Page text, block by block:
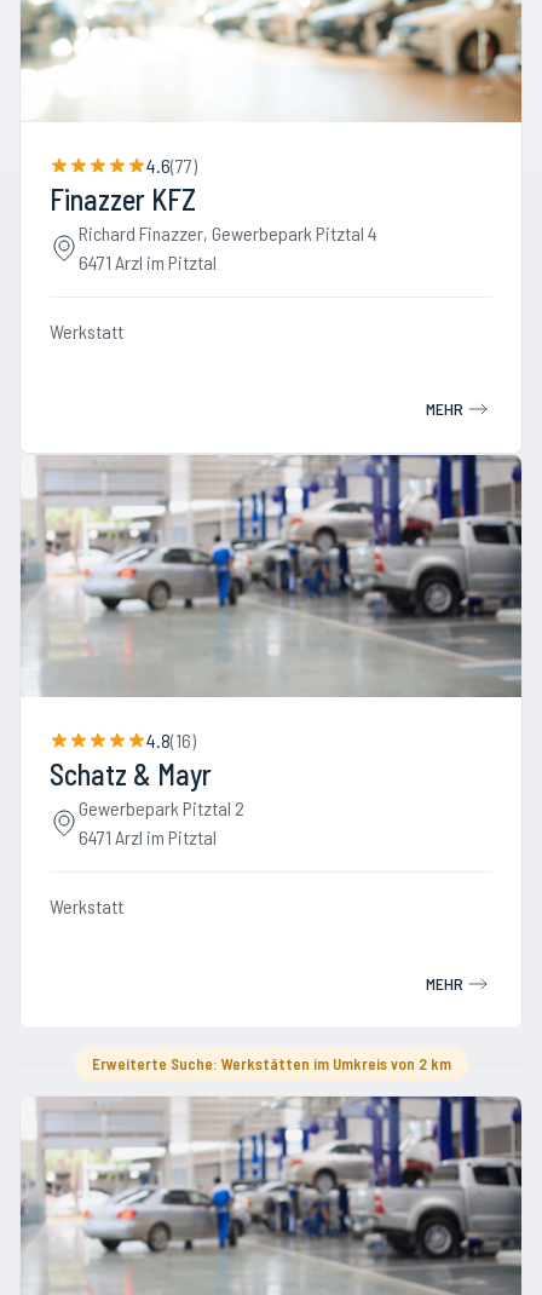
4.6(77)
Finazzer KFZ
Richard Finazzer, Gewerbepark Pitztal 4
6471 Arzl im Pitztal
Werkstatt
MEHR
4.8(16)
Schatz & Mayr
Gewerbepark Pitztal 2
6471 Arzl im Pitztal
Werkstatt
MEHR
Erweiterte Suche: Werkstätten im Umkreis von 2 km